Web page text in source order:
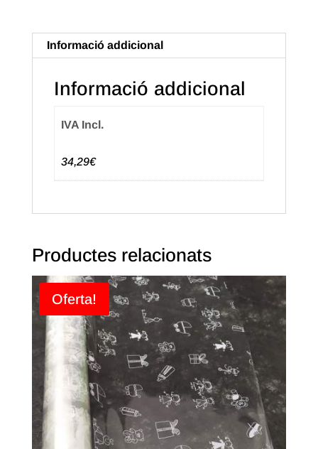
70x100m.
Fucsia
Informació addicional
Informació addicional
IVA Incl.
34,29€
Productes relacionats
Oferta!